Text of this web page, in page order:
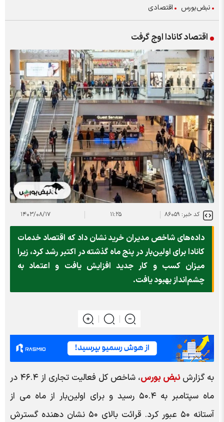
نبض‌بورس اقتصادی
اقتصاد کانادا اوج گرفت
کد خبر: ۸۶۰۵۹ ۱۱:۲۵ ۱۴۰۳/۰۸/۱۷
داده‌های شاخص مدیران خرید نشان داد که اقتصاد خدمات
کانادا برای اولین‌بار در پنج ماه گذشته در اکتبر رشد کرد، زیرا
میزان کسب و کار جدید افزایش یافت و اعتماد به
چشم‌انداز بهبود یافت.
به گزارشنبض بورس
، شاخص کل فعالیت تجاری از ۴۶.۴ در
ماه سپتامبر به ۵۰.۴ رسید و برای اولین‌بار از ماه می از
آستانه ۵۰ عبور کرد. قرائت بالای ۵۰ نشان دهنده گسترش